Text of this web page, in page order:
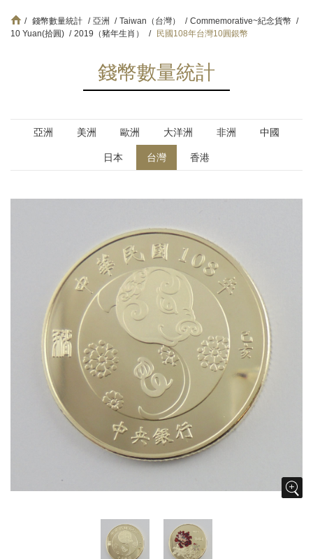
/ 錢幣數量統計 / 亞洲 / Taiwan（台灣） / Commemorative~紀念貨幣 /
10 Yuan(拾圓) / 2019（豬年生肖） / 民國108年台灣10圓銀幣
錢幣數量統計
亞洲 美洲 歐洲 大洋洲 非洲 中國
日本 台灣 香港